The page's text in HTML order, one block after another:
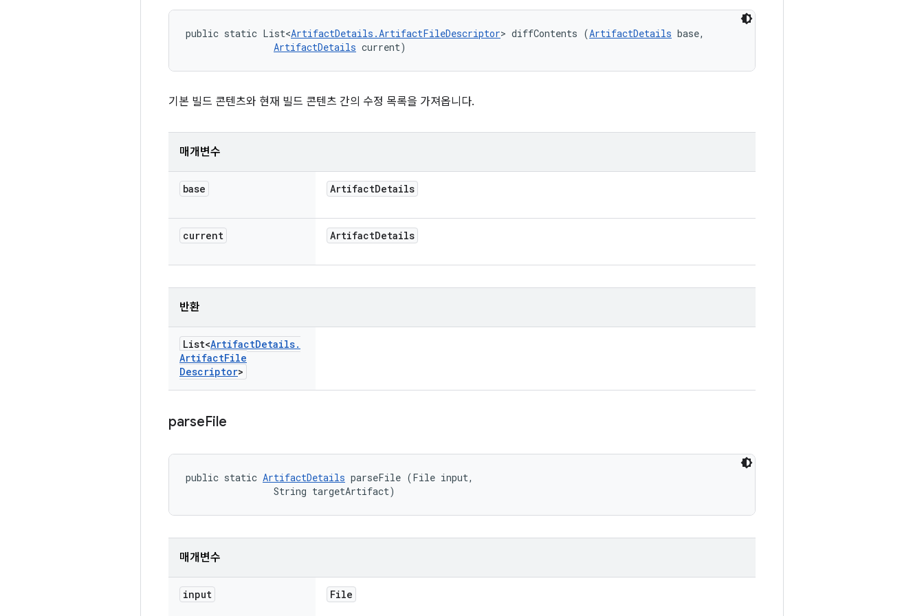
public static List<ArtifactDetails.ArtifactFileDescriptor> diffContents (ArtifactDetails base,
ArtifactDetails current)
기본 빌드 콘텐츠와 현재 빌드 콘텐츠 간의 수정 목록을 가져옵니다.
매개변수
base ArtifactDetails
current ArtifactDetails
반환
List<ArtifactDetails.
ArtifactFile
Descriptor>
parseFile
public static ArtifactDetails parseFile (File input,
                String targetArtifact)
매개변수
input File